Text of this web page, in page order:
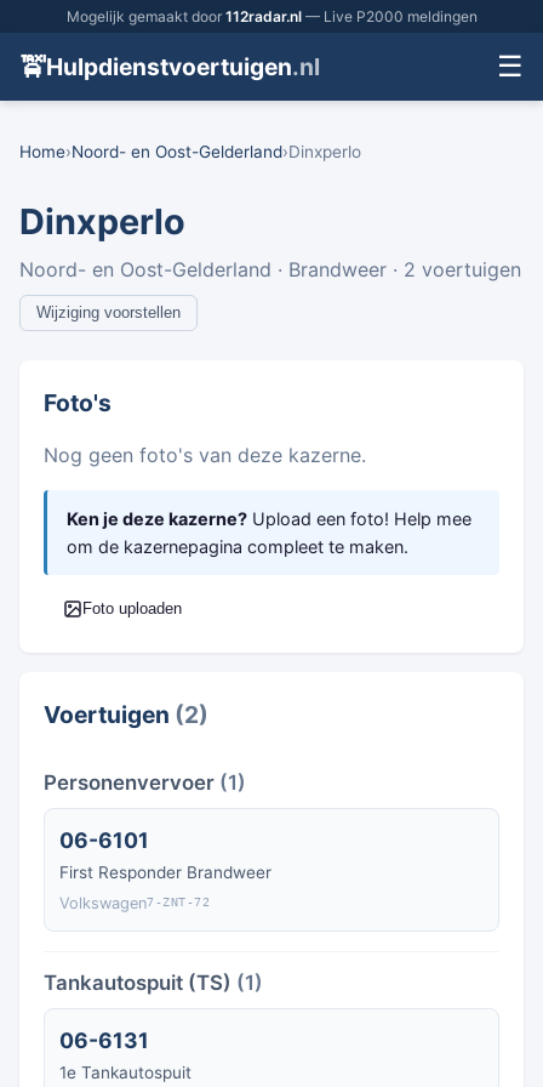
Mogelijk gemaakt door 112radar.nl— Live P2000 meldingen
🚖Hulpdienstvoertuigen.nl ☰
Home›Noord- en Oost-Gelderland›Dinxperlo
Dinxperlo
Noord- en Oost-Gelderland · Brandweer · 2 voertuigen
Wijziging voorstellen
Foto's
Nog geen foto's van deze kazerne.
Ken je deze kazerne? Upload een foto! Help mee
om de kazernepagina compleet te maken.
Foto uploaden
Voertuigen (2)
Personenvervoer (1)
06-6101
First Responder Brandweer
Volkswagen7-ZNT-72
Tankautospuit (TS) (1)
06-6131
1e Tankautospuit